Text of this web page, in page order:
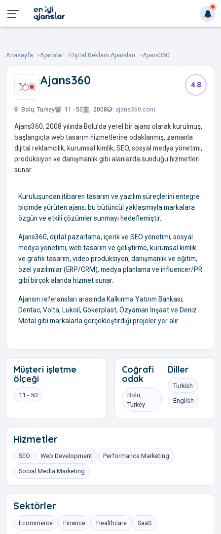
Anasayfa Ajanslar Dijital Reklam Ajansları Ajans360
Ajans360 4.8
Bolu, Turkey 11 - 50 2008 ajans360.com
Ajans360, 2008 yılında Bolu’da yerel bir ajans olarak kurulmuş,
başlangıçta web tasarım hizmetlerine odaklanmış, zamanla
dijital reklamcılık, kurumsal kimlik, SEO, sosyal medya yönetimi,
prodüksiyon ve danışmanlık gibi alanlarda sunduğu hizmetleri
sunar.
Kuruluşundan itibaren tasarım ve yazılım süreçlerini entegre
biçimde yürüten ajans, bu bütüncül yaklaşımıyla markalara
özgün ve etkili çözümler sunmayı hedeflemiştir.
Ajans360, dijital pazarlama, içerik ve SEO yönetimi, sosyal
medya yönetimi, web tasarım ve geliştirme, kurumsal kimlik
ve grafik tasarım, video prodüksiyon, danışmanlık ve eğitim,
özel yazılımlar (ERP/CRM), medya planlama ve influencer/PR
gibi birçok alanda hizmet sunar.
Ajansın referansları arasında Kalkınma Yatırım Bankası,
Dentac, Volta, Lukoil, Gökerplast, Özyaman İnşaat ve Deniz
Metal gibi markalarla gerçekleştirdiği projeler yer alır.
Müşteri işletme
ölçeği
11 - 50
Coğrafi
odak
Bolu,
Turkey
Diller
Turkish
English
Hizmetler
SEO Web Development Performance Marketing
Social Media Marketing
Sektörler
Ecommerce Finance Healthcare SaaS